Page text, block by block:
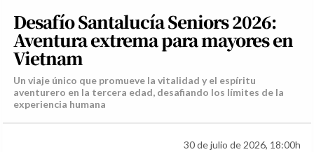
Desafío Santalucía Seniors 2026:
Aventura extrema para mayores en
Vietnam
Un viaje único que promueve la vitalidad y el espíritu
aventurero en la tercera edad, desafiando los límites de la
experiencia humana
30 de julio de 2026, 18:00h